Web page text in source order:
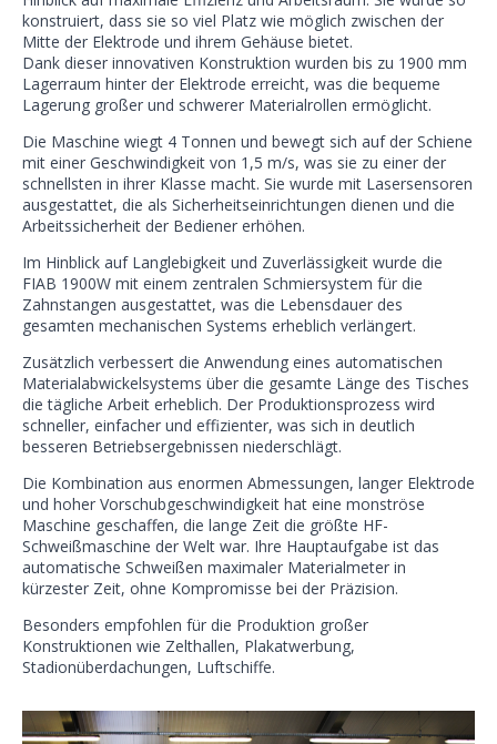
konstruiert, dass sie so viel Platz wie möglich zwischen der
Mitte der Elektrode und ihrem Gehäuse bietet.
Dank dieser innovativen Konstruktion wurden bis zu 1900 mm
Lagerraum hinter der Elektrode erreicht, was die bequeme
Lagerung großer und schwerer Materialrollen ermöglicht.
Die Maschine wiegt 4 Tonnen und bewegt sich auf der Schiene
mit einer Geschwindigkeit von 1,5 m/s, was sie zu einer der
schnellsten in ihrer Klasse macht. Sie wurde mit Lasersensoren
ausgestattet, die als Sicherheitseinrichtungen dienen und die
Arbeitssicherheit der Bediener erhöhen.
Im Hinblick auf Langlebigkeit und Zuverlässigkeit wurde die
FIAB 1900W mit einem zentralen Schmiersystem für die
Zahnstangen ausgestattet, was die Lebensdauer des
gesamten mechanischen Systems erheblich verlängert.
Zusätzlich verbessert die Anwendung eines automatischen
Materialabwickelsystems über die gesamte Länge des Tisches
die tägliche Arbeit erheblich. Der Produktionsprozess wird
schneller, einfacher und effizienter, was sich in deutlich
besseren Betriebsergebnissen niederschlägt.
Die Kombination aus enormen Abmessungen, langer Elektrode
und hoher Vorschubgeschwindigkeit hat eine monströse
Maschine geschaffen, die lange Zeit die größte HF-
Schweißmaschine der Welt war. Ihre Hauptaufgabe ist das
automatische Schweißen maximaler Materialmeter in
kürzester Zeit, ohne Kompromisse bei der Präzision.
Besonders empfohlen für die Produktion großer
Konstruktionen wie Zelthallen, Plakatwerbung,
Stadionüberdachungen, Luftschiffe.